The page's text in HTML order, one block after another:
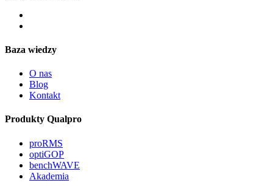
Baza wiedzy
O nas
Blog
Kontakt
Produkty Qualpro
proRMS
optiGOP
benchWAVE
Akademia